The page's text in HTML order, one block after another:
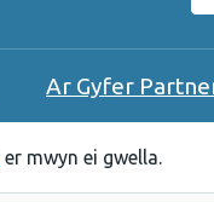
Ar Gyfer
er mwyn ei gwella.